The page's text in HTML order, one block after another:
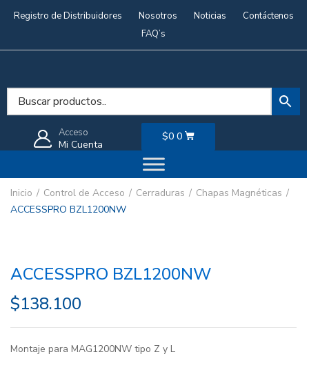
Registro de Distribuidores Nosotros Noticias
Contáctenos
FAQ’s
Acceso
Mi Cuenta
$0 0
Inicio Control de Acceso Cerraduras
Chapas Magnéticas
ACCESSPRO BZL1200NW
ACCESSPRO BZL1200NW
$138.100
Montaje para MAG1200NW tipo Z y L